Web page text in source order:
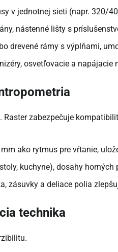
v jednotnej sieti (napr. 320/
nástenné lišty s
drevené rámy s výplňami,
osvetľovacie a napájacie
zabezpečuje
ako rytmus pre vŕtanie,
kuchyne), dosahy
zásuvky a deliace polia
technika